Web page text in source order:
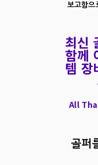
보고함으
최신
함께
템 장
All
골퍼